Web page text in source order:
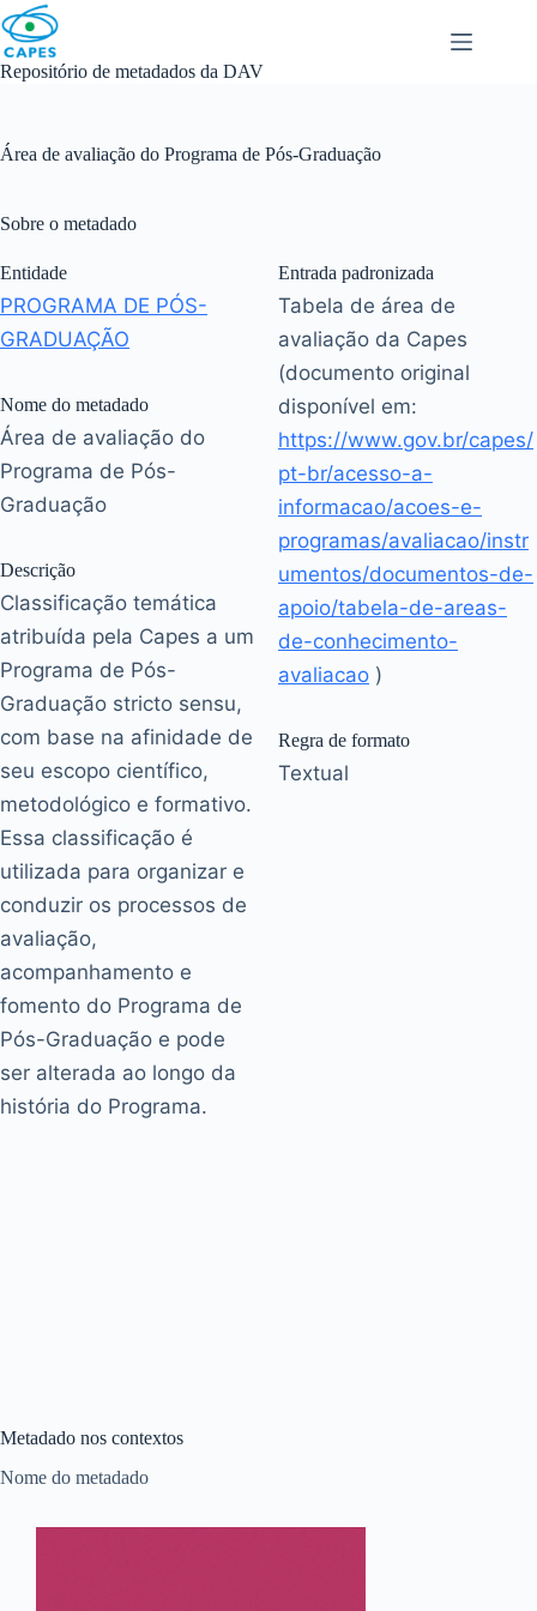
Skip
to
content
Repositório de metadados da DAV
Área de avaliação do Programa de Pós-Graduação
Sobre o metadado
Entidade
PROGRAMA DE PÓS-
GRADUAÇÃO
Nome do metadado
Área de avaliação do
Programa de Pós-
Graduação
Descrição
Classificação temática
atribuída pela Capes a um
Programa de Pós-
Graduação stricto sensu,
com base na afinidade de
seu escopo científico,
metodológico e formativo.
Essa classificação é
utilizada para organizar e
conduzir os processos de
avaliação,
acompanhamento e
fomento do Programa de
Pós-Graduação e pode
ser alterada ao longo da
história do Programa.
Entrada padronizada
Tabela de área de
avaliação da Capes
(documento original
disponível em:
https://www.gov.br/capes/
pt-br/acesso-a-
informacao/acoes-e-
programas/avaliacao/instr
umentos/documentos-de-
apoio/tabela-de-areas-
de-conhecimento-
avaliacao )
Regra de formato
Textual
Metadado nos contextos
Nome do metadado